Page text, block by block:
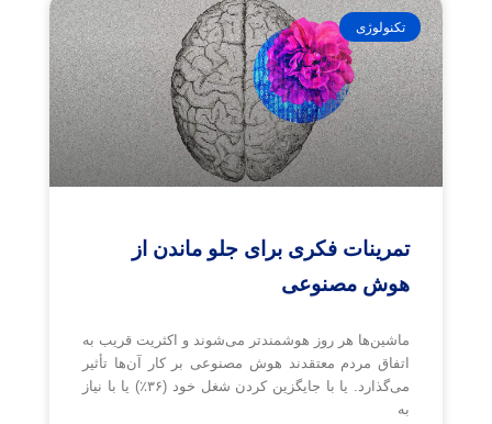
تکنولوژی
تمرینات فکری برای جلو ماندن از
هوش مصنوعی
ماشین‌ها هر روز هوشمندتر می‌شوند و اکثریت قریب به
اتفاق مردم معتقدند هوش مصنوعی بر کار آن‌ها تأثیر
می‌گذارد. یا با جایگزین کردن شغل خود (۳۶٪) یا با نیاز
به